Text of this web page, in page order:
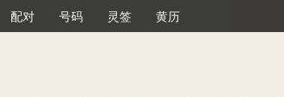
配对 号码 灵签 黄历